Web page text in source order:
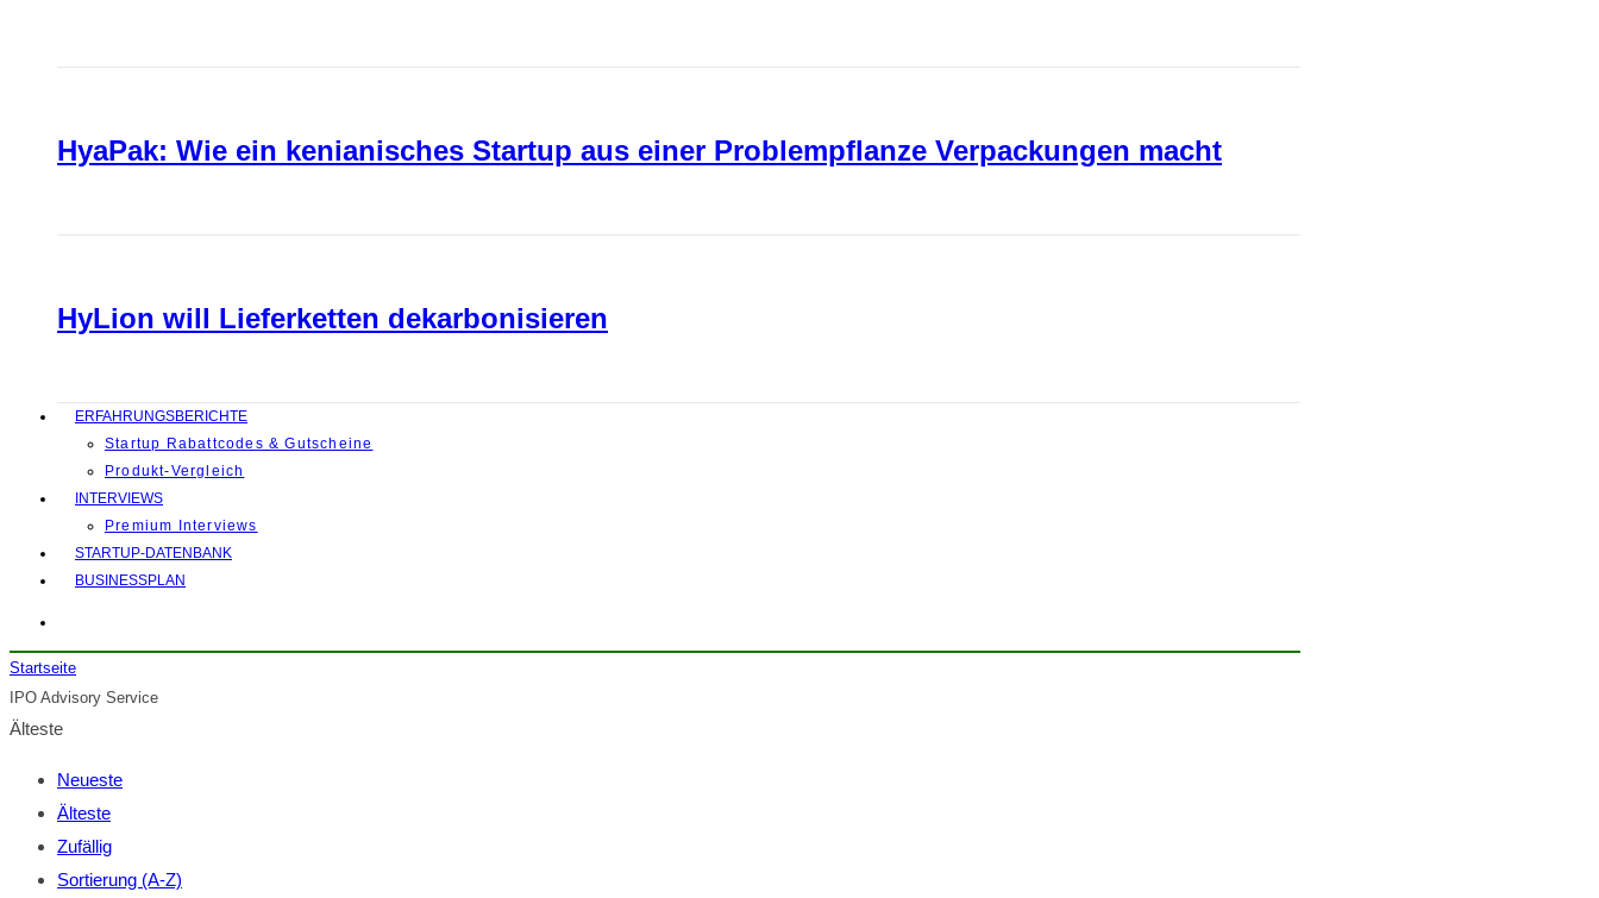
HyaPak: Wie ein kenianisches Startup aus einer Problempflanze Verpackungen macht
HyLion will Lieferketten dekarbonisieren
ERFAHRUNGSBERICHTE
Startup Rabattcodes & Gutscheine
Produkt-Vergleich
INTERVIEWS
Premium Interviews
STARTUP-DATENBANK
BUSINESSPLAN
Startseite
IPO Advisory Service
Älteste
Neueste
Älteste
Zufällig
Sortierung (A-Z)